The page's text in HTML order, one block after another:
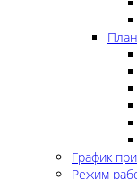
График
Режим